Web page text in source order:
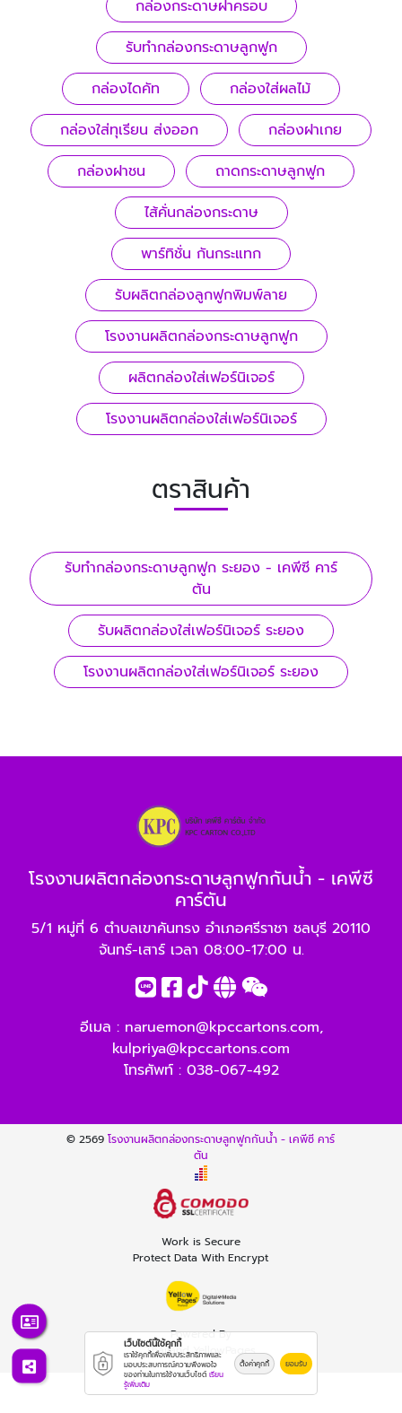
กล่องกระดาษฝาครอบ
รับทํากล่องกระดาษลูกฟูก
กล่องไดคัท
กล่องใส่ผลไม้
กล่องใส่ทุเรียน ส่งออก
กล่องฝาเกย
กล่องฝาชน
ถาดกระดาษลูกฟูก
ไส้คั่นกล่องกระดาษ
พาร์ทิชั่น กันกระแทก
รับผลิตกล่องลูกฟูกพิมพ์ลาย
โรงงานผลิตกล่องกระดาษลูกฟูก
ผลิตกล่องใส่เฟอร์นิเจอร์
โรงงานผลิตกล่องใส่เฟอร์นิเจอร์
ตราสินค้า
รับทํากล่องกระดาษลูกฟูก ระยอง - เคพีซี คาร์
ตัน
รับผลิตกล่องใส่เฟอร์นิเจอร์ ระยอง
โรงงานผลิตกล่องใส่เฟอร์นิเจอร์ ระยอง
โรงงานผลิตกล่องกระดาษลูกฟูกกันน้ำ - เคพีซี
คาร์ตัน
5/1 หมู่ที่ 6 ตำบลเขาคันทรง อำเภอศรีราชา ชลบุรี 20110
จันทร์-เสาร์ เวลา 08:00-17:00 น.
อีเมล : naruemon@kpccartons.com,
kulpriya@kpccartons.com
โทรศัพท์ : 038-067-492
© 2569โรงงานผลิตกล่องกระดาษลูกฟูกกันน้ำ - เคพีซี คาร์
ตัน
Work is Secure
Protect Data With Encrypt
Powered By
Thailand YellowPages
เว็บไซต์นี้ใช้คุกกี้
เราใช้คุกกี้เพื่อเพิ่มประสิทธิภาพและ
มอบประสบการณ์ความพึงพอใจ
ของท่านในการใช้งานเว็บไซต์ เรียน
รู้เพิ่มเติม
ตั้งค่าคุกกี้ ยอมรับ